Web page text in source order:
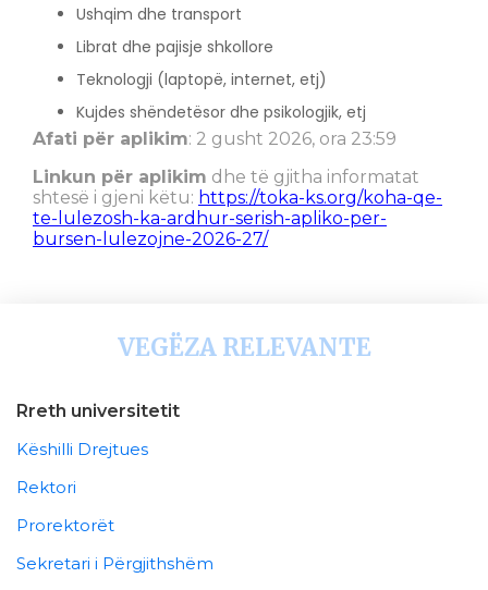
Ushqim dhe transport
Librat dhe pajisje shkollore
Teknologji (laptopë, internet, etj)
Kujdes shëndetësor dhe psikologjik, etj
Afati për aplikim: 2 gusht 2026, ora 23:59
Linkun për aplikim dhe të gjitha informatat
shtesë i gjeni këtu: https://toka-ks.org/koha-qe-
te-lulezosh-ka-ardhur-serish-apliko-per-
bursen-lulezojne-2026-27/
VEGËZA RELEVANTE
Rreth universitetit
Këshilli Drejtues
Rektori
Prorektorët
Sekretari i Përgjithshëm